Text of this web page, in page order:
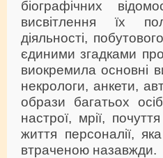
біографічних
висвітлення їх
діяльності,
єдиними згадками
виокремила основні
некрологи, анкети,
образи багатьох
настрої, мрії,
життя персоналії,
втраченою назавжди.